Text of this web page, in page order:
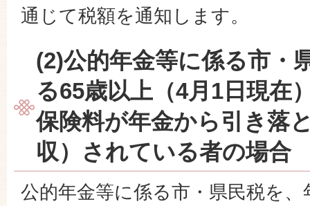
通じて税額を通知します。
(2)公的年金等に係る市・
る65歳以上（4月1日現在
保険料が年金から引き落
収）されている者の場合
公的年金等に係る市・県民税を